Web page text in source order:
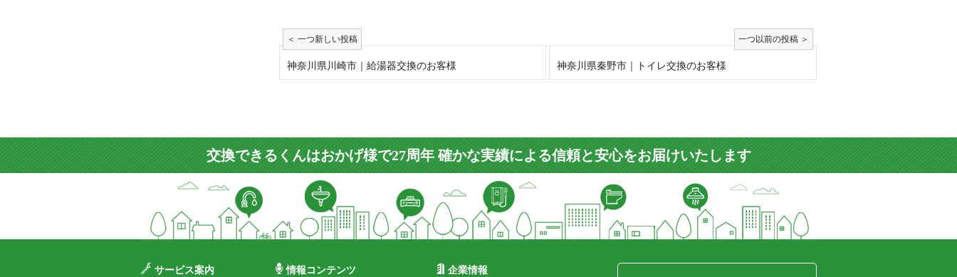
神奈川県川崎市｜給湯器交換のお客様 神奈川県秦野市｜トイレ交換のお客様
交換できるくんはおかげ様で27周年 確かな実績による信頼と安心をお届けいたします
サービス案内 情報コンテンツ 企業情報